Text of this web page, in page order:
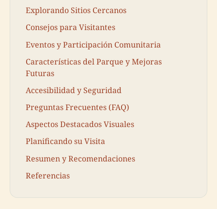
Explorando Sitios Cercanos
Consejos para Visitantes
Eventos y Participación Comunitaria
Características del Parque y Mejoras
Futuras
Accesibilidad y Seguridad
Preguntas Frecuentes (FAQ)
Aspectos Destacados Visuales
Planificando su Visita
Resumen y Recomendaciones
Referencias